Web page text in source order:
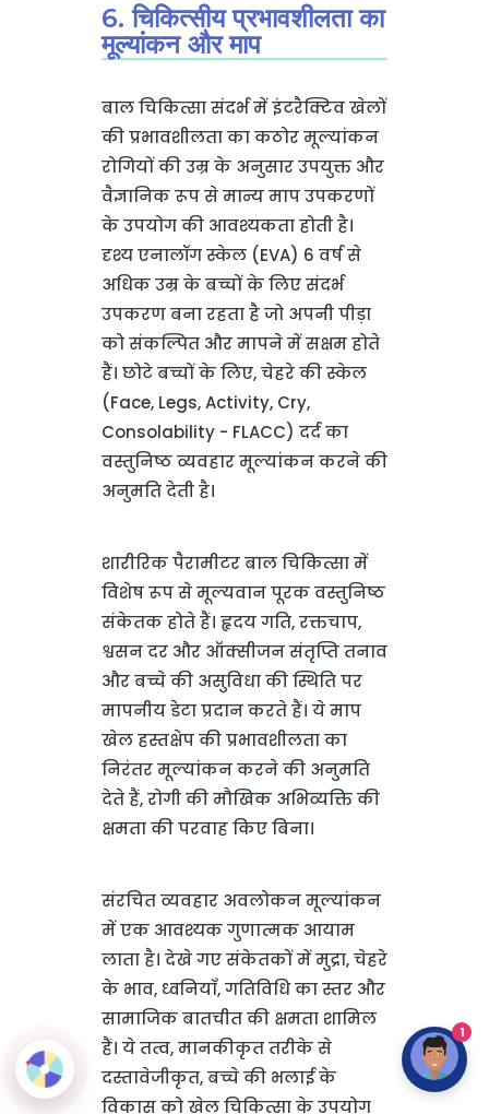
6. चिकित्सीय प्रभावशीलता का
मूल्यांकन और माप
बाल चिकित्सा संदर्भ में इंटरैक्टिव खेलों
की प्रभावशीलता का कठोर मूल्यांकन
रोगियों की उम्र के अनुसार उपयुक्त और
वैज्ञानिक रूप से मान्य माप उपकरणों
के उपयोग की आवश्यकता होती है।
दृश्य एनालॉग स्केल (EVA) 6 वर्ष से
अधिक उम्र के बच्चों के लिए संदर्भ
उपकरण बना रहता है जो अपनी पीड़ा
को संकल्पित और मापने में सक्षम होते
हैं। छोटे बच्चों के लिए, चेहरे की स्केल
(Face, Legs, Activity, Cry,
Consolability - FLACC) दर्द का
वस्तुनिष्ठ व्यवहार मूल्यांकन करने की
अनुमति देती है।
शारीरिक पैरामीटर बाल चिकित्सा में
विशेष रूप से मूल्यवान पूरक वस्तुनिष्ठ
संकेतक होते हैं। हृदय गति, रक्तचाप,
श्वसन दर और ऑक्सीजन संतृप्ति तनाव
और बच्चे की असुविधा की स्थिति पर
मापनीय डेटा प्रदान करते हैं। ये माप
खेल हस्तक्षेप की प्रभावशीलता का
निरंतर मूल्यांकन करने की अनुमति
देते हैं, रोगी की मौखिक अभिव्यक्ति की
क्षमता की परवाह किए बिना।
संरचित व्यवहार अवलोकन मूल्यांकन
में एक आवश्यक गुणात्मक आयाम
लाता है। देखे गए संकेतकों में मुद्रा, चेहरे
के भाव, ध्वनियाँ, गतिविधि का स्तर और
सामाजिक बातचीत की क्षमता शामिल
हैं। ये तत्व, मानकीकृत तरीके से
दस्तावेजीकृत, बच्चे की भलाई के
विकास को खेल चिकित्सा के उपयोग
1